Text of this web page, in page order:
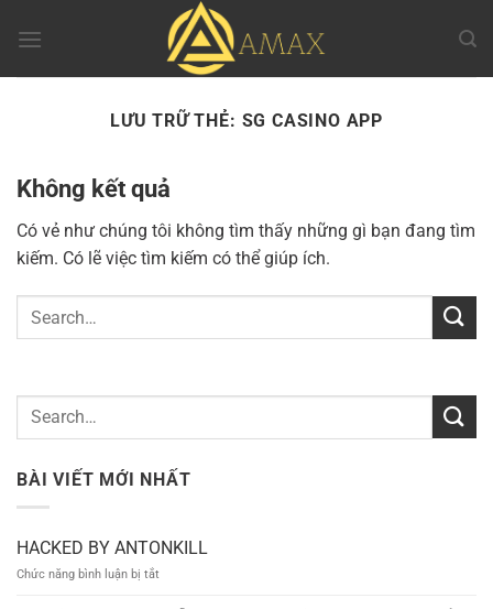
đến
LƯU TRỮ THẺ: SG CASINO APP
Không kết quả
Có vẻ như chúng tôi không tìm thấy những gì bạn đang tìm
kiếm. Có lẽ việc tìm kiếm có thể giúp ích.
BÀI VIẾT MỚI NHẤT
HACKED BY ANTONKILL
Chức năng bình luận bị tắt